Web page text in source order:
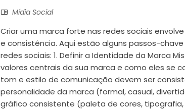
Mídia Social
Criar uma marca forte nas redes sociais
e consistência. Aqui estão alguns passos-
redes sociais: 1. Definir a Identidade da Marca
valores centrais da sua marca e como eles se
tom e estilo de comunicação devem ser
personalidade da marca (formal, casual,
gráfico consistente (paleta de cores,